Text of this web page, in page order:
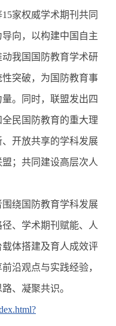
家权威学术期刊共同
向，以构建中国自主
我国国防教育学术研
突破，为国防教育事
。同时，联盟发出四
民国防教育的重大理
开放共享的学科发展
；共同建设高层次人
绕国防教育学科发展
、学术期刊赋能、人
体搭建及育人成效评
沿观点与实践经验，
、凝聚共识。